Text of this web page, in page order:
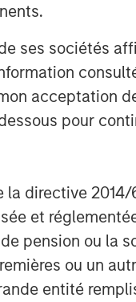
ses sociétés
acceptation
pour
directive 2014/
et
pension ou la
ou un
entité